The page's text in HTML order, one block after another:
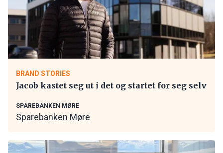
BRAND STORIES
Jacob kastet seg ut i det og startet for seg selv
SPAREBANKEN MØRE
Sparebanken Møre